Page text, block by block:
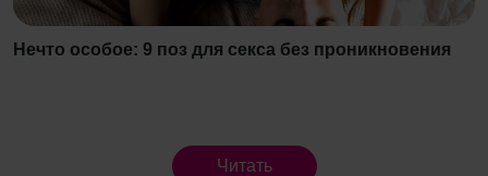
Нечто особое: 9 поз для секса без проникновения
Читать